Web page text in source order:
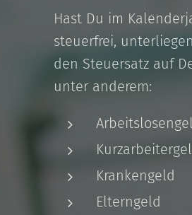
Hast Du im
steuerfrei,
den Steuersatz auf
unter anderem:
Krankengeld
Elterngeld